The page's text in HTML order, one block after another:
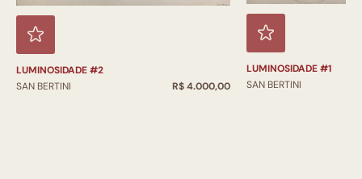
LUMINOSIDADE #2
SAN BERTINI
R$ 4.000,00
LUMINOSIDADE #1
SAN BERTINI